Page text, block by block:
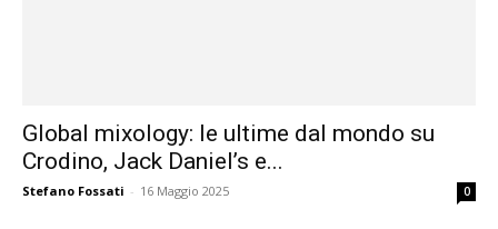
Global mixology: le ultime dal mondo su
Crodino, Jack Daniel’s e...
Stefano Fossati - 16 Maggio 2025 0